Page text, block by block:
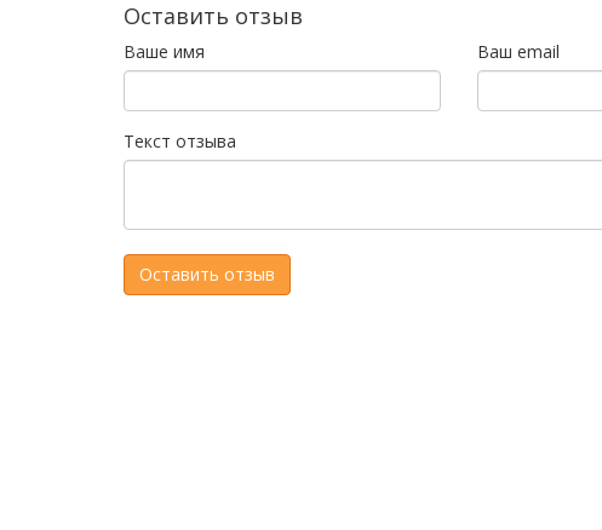
Оставить отзыв
Ваше имя Ваш email
Текст отзыва